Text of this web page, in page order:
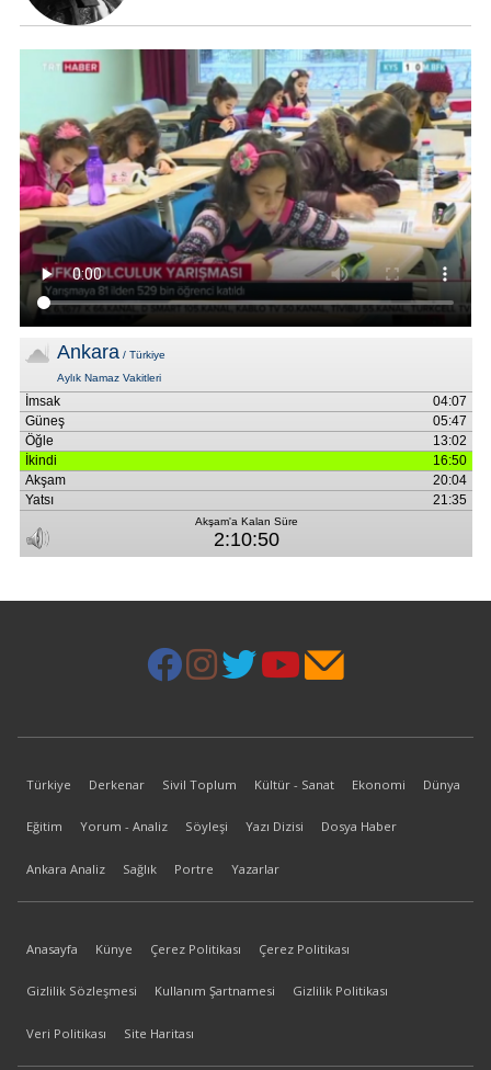
Türkiye Derkenar Sivil Toplum Kültür - Sanat Ekonomi Dünya
Eğitim Yorum - Analiz Söyleşi Yazı Dizisi Dosya Haber
Ankara Analiz Sağlık Portre Yazarlar
Anasayfa Künye Çerez Politikası Çerez Politikası
Gizlilik Sözleşmesi Kullanım Şartnamesi Gizlilik Politikası
Veri Politikası Site Haritası